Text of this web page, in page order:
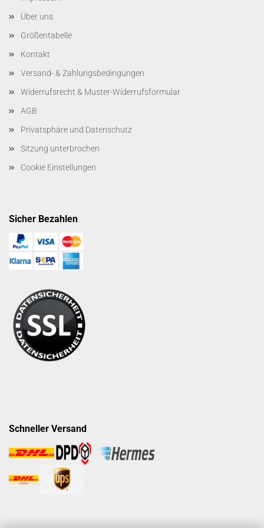
Über uns
Größentabelle
Kontakt
Versand- & Zahlungsbedingungen
Widerrufsrecht & Muster-Widerrufsformular
AGB
Privatsphäre und Datenschutz
Sitzung unterbrochen
Cookie Einstellungen
Sicher Bezahlen
Schneller Versand